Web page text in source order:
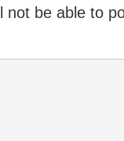
not be able to